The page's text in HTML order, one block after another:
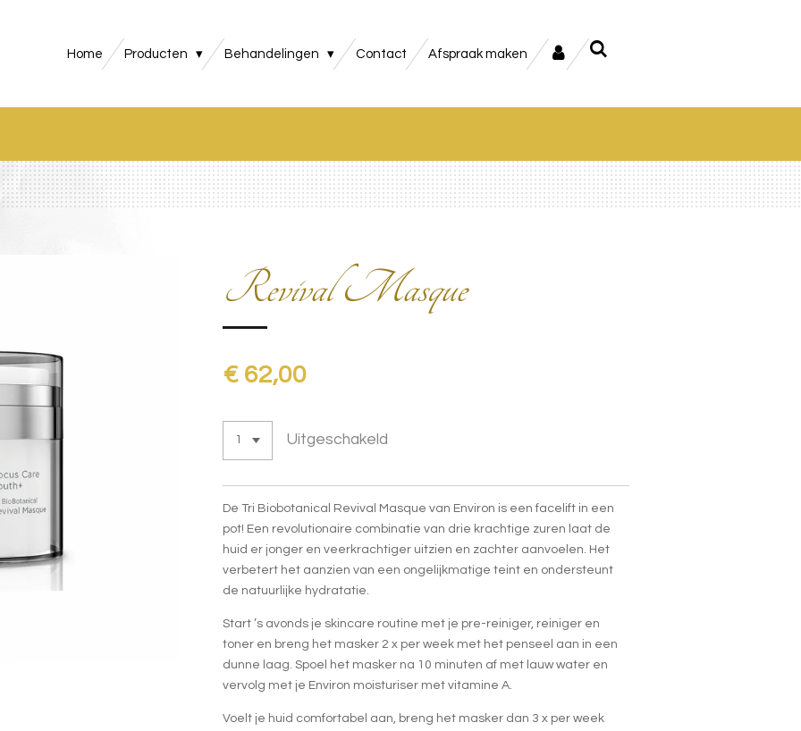
Home Producten Behandelingen Contact Afspraak maken
Revival Masque
€ 62,00
Uitgeschakeld
De Tri Biobotanical Revival Masque van Environ is een facelift in een
pot! Een revolutionaire combinatie van drie krachtige zuren laat de
huid er jonger en veerkrachtiger uitzien en zachter aanvoelen. Het
verbetert het aanzien van een ongelijkmatige teint en ondersteunt
de natuurlijke hydratatie.
Start ’s avonds je skincare routine met je pre-reiniger, reiniger en
toner en breng het masker 2 x per week met het penseel aan in een
dunne laag. Spoel het masker na 10 minuten af met lauw water en
vervolg met je Environ moisturiser met vitamine A.
Voelt je huid comfortabel aan, breng het masker dan 3 x per week